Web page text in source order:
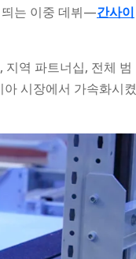
는 이중 데뷔—간사이
역 파트너십, 전체 범
시장에서 가속화시켰